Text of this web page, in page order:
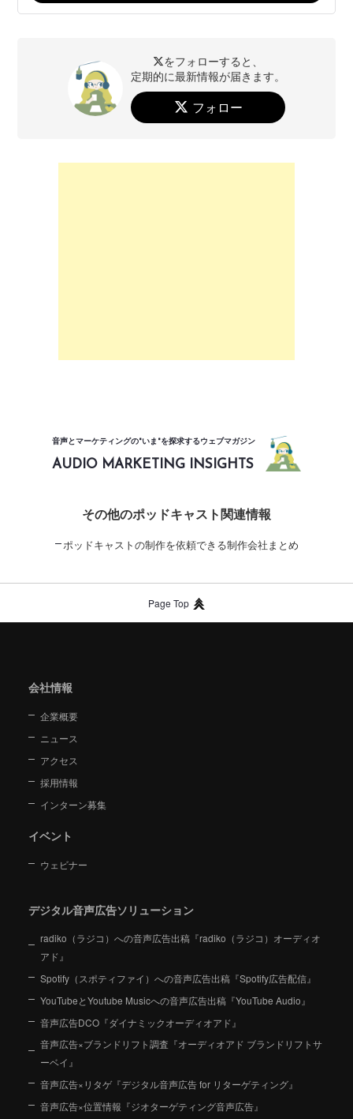
をフォローすると、
定期的に最新情報が届きます。
フォロー
音声とマーケティングの"いま"を探求するウェブマガジン
AUDIO MARKETING INSIGHTS
その他のポッドキャスト関連情報
ポッドキャストの制作を依頼できる制作会社まとめ
Page Top
会社情報
企業概要
ニュース
アクセス
採用情報
インターン募集
イベント
ウェビナー
デジタル音声広告ソリューション
radiko（ラジコ）への音声広告出稿『radiko（ラジコ）オーディオ
アド』
Spotify（スポティファイ）への音声広告出稿『Spotify広告配信』
YouTubeとYoutube Musicへの音声広告出稿『YouTube Audio』
音声広告DCO『ダイナミックオーディオアド』
音声広告×ブランドリフト調査『オーディオアド ブランドリフトサ
ーベイ』
音声広告×リタゲ『デジタル音声広告 for リターゲティング』
音声広告×位置情報『ジオターゲティング音声広告』